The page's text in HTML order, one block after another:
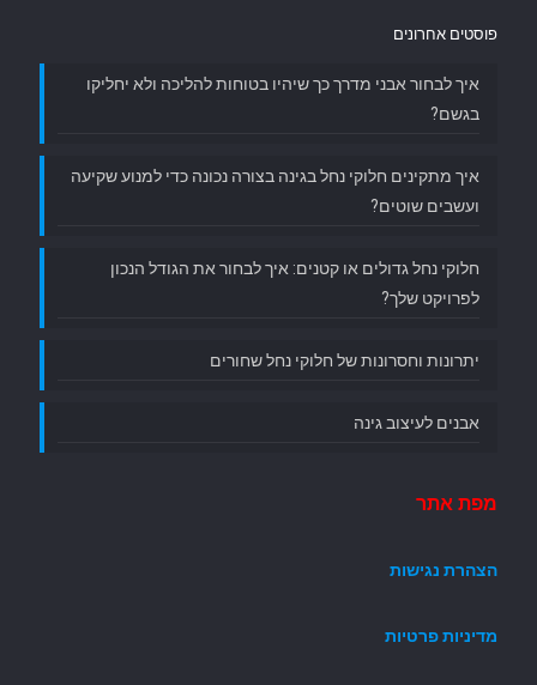
פוסטים אחרונים
איך לבחור אבני מדרך כך שיהיו בטוחות להליכה ולא יחליקו
בגשם?
איך מתקינים חלוקי נחל בגינה בצורה נכונה כדי למנוע שקיעה
ועשבים שוטים?
חלוקי נחל גדולים או קטנים: איך לבחור את הגודל הנכון
לפרויקט שלך?
יתרונות וחסרונות של חלוקי נחל שחורים
אבנים לעיצוב גינה
מפת אתר
הצהרת נגישות
מדיניות פרטיות